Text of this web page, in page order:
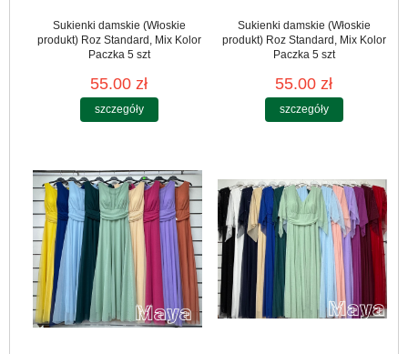
Sukienki damskie (Włoskie
produkt) Roz Standard, Mix Kolor
Paczka 5 szt
55.00 zł
szczegóły
Sukienki damskie (Włoskie
produkt) Roz Standard, Mix Kolor
Paczka 5 szt
55.00 zł
szczegóły